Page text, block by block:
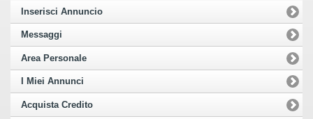
Inserisci Annuncio
Messaggi
Area Personale
I Miei Annunci
Acquista Credito